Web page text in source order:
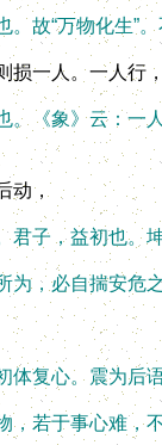
“万物化生”。
一人。一人行，
象》云：一人
动，
子，益初也。坤
，必自揣安危
复心。震为后
于事心难，不